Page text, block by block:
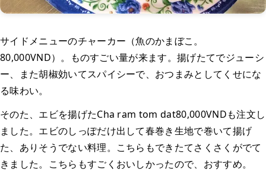
サイドメニューのチャーカー（魚のかまぼこ。
80,000VND）。ものすごい量が来ます。揚げたてでジューシ
ー、また胡椒効いてスパイシーで、おつまみとしてくせにな
る味わい。
そのた、エビを揚げたCha ram tom dat80,000VNDも注文し
ました。エビのしっぽだけ出して春巻き生地で巻いて揚げ
た、ありそうでない料理。こちらもできたてさくさくがでて
きました。こちらもすごくおいしかったので、おすすめ。